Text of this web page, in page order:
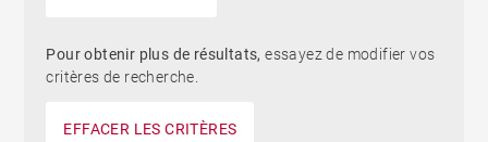
Pour obtenir plus de résultats,essayez de modifier vos
critères de recherche.
EFFACER LES CRITÈRES